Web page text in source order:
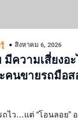
สิงหาคม 6, 2026
ความเสี่ยงอะ
นขายรถมือส
ถไว…แต่ “โอนลอย”